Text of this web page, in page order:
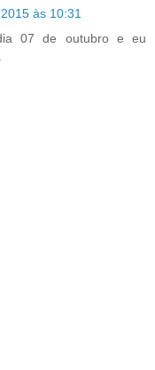
às 10:31
07 de outubro e eu